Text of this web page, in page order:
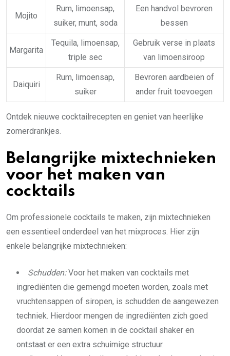
Mojito
Rum, limoensap,
suiker, munt, soda
Een handvol bevroren
bessen
Margarita
Tequila, limoensap,
triple sec
Gebruik verse in plaats
van limoensiroop
Daiquiri
Rum, limoensap,
suiker
Bevroren aardbeien of
ander fruit toevoegen
Ontdek nieuwe cocktailrecepten en geniet van heerlijke
zomerdrankjes.
Belangrijke mixtechnieken
voor het maken van
cocktails
Om professionele cocktails te maken, zijn mixtechnieken
een essentieel onderdeel van het mixproces. Hier zijn
enkele belangrijke mixtechnieken:
Schudden:Voor het maken van cocktails met
ingrediënten die gemengd moeten worden, zoals met
vruchtensappen of siropen, is schudden de aangewezen
techniek. Hierdoor mengen de ingrediënten zich goed
doordat ze samen komen in de cocktail shaker en
ontstaat er een extra schuimige structuur.